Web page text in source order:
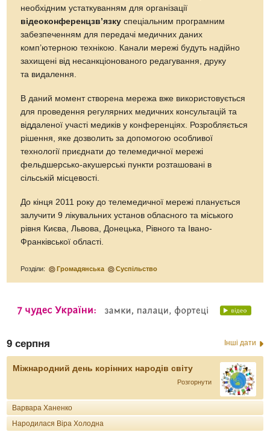
необхідним устаткуванням для організації
відеоконференцзв’язку спеціальним програмним
забезпеченням для передачі медичних даних
комп’ютерною технікою. Канали мережі будуть надійно
захищені від несанкціонованого редагування, друку
та видалення.
В даний момент створена мережа вже використовується
для проведення регулярних медичних консультацій та
віддаленої участі медиків у конференціях. Розробляється
рішення, яке дозволить за допомогою особливої
технології приєднати до телемедичної мережі
фельдшерсько-акушерські пункти розташовані в
сільській місцевості.
До кінця 2011 року до телемедичної мережі планується
залучити 9 лікувальних установ обласного та міського
рівня Києва, Львова, Донецька, Рівного та Івано-
Франківської області.
Розділи: Громадянська Суспільство
9 серпня Інші дати
Міжнародний день корінних народів світу
Розгорнути
Варвара Ханенко
Народилася Віра Холодна